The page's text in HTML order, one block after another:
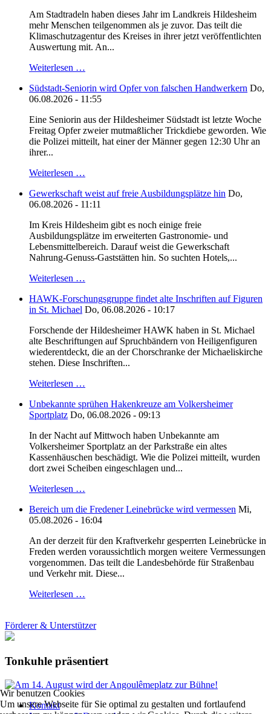
Am Stadtradeln haben dieses Jahr im Landkreis Hildesheim
mehr Menschen teilgenommen als je zuvor. Das teilt die
Klimaschutzagentur des Kreises in ihrer jetzt veröffentlichten
Auswertung mit. An...
Weiterlesen …
Südstadt-Seniorin wird Opfer von falschen Handwerkern Do,
06.08.2026 - 11:55
Eine Seniorin aus der Hildesheimer Südstadt ist letzte Woche
Freitag Opfer zweier mutmaßlicher Trickdiebe geworden. Wie
die Polizei mitteilt, hat einer der Männer gegen 12:30 Uhr an
ihrer...
Weiterlesen …
Gewerkschaft weist auf freie Ausbildungsplätze hin Do,
06.08.2026 - 11:11
Im Kreis Hildesheim gibt es noch einige freie
Ausbildungsplätze im erweiterten Gastronomie- und
Lebensmittelbereich. Darauf weist die Gewerkschaft
Nahrung-Genuss-Gaststätten hin. So suchten Hotels,...
Weiterlesen …
HAWK-Forschungsgruppe findet alte Inschriften auf Figuren
in St. Michael Do, 06.08.2026 - 10:17
Forschende der Hildesheimer HAWK haben in St. Michael
alte Beschriftungen auf Spruchbändern von Heiligenfiguren
wiederentdeckt, die an der Chorschranke der Michaeliskirche
stehen. Diese Inschriften...
Weiterlesen …
Unbekannte sprühen Hakenkreuze am Volkersheimer
Sportplatz Do, 06.08.2026 - 09:13
In der Nacht auf Mittwoch haben Unbekannte am
Volkersheimer Sportplatz an der Parkstraße ein altes
Kassenhäuschen beschädigt. Wie die Polizei mitteilt, wurden
dort zwei Scheiben eingeschlagen und...
Weiterlesen …
Bereich um die Fredener Leinebrücke wird vermessen Mi,
05.08.2026 - 16:04
An der derzeit für den Kraftverkehr gesperrten Leinebrücke in
Freden werden voraussichtlich morgen weitere Vermessungen
vorgenommen. Das teilt die Landesbehörde für Straßenbau
und Verkehr mit. Diese...
Weiterlesen …
Förderer & Unterstützer
Tonkuhle präsentiert
Kontakt
Wir benutzen Cookies
Um unsere Webseite für Sie optimal zu gestalten und fortlaufend